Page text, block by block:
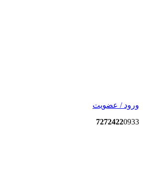
ورود / عضویت
72724220933